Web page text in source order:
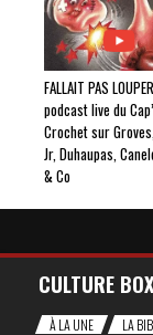
FALLAIT PAS
podcast live du
Crochet sur
Jr, Duhaupas,
& Co
CULTURE
À LA UNE LA